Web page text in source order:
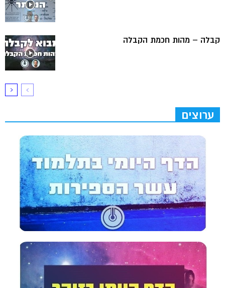
קבלה – מהות חכמת הקבלה
ערוצים